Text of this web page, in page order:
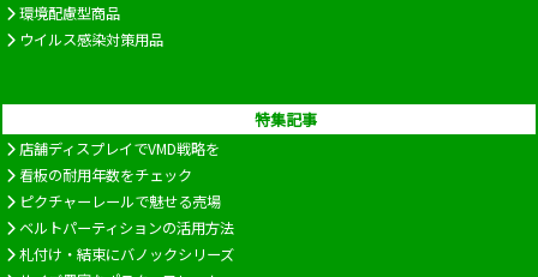
環境配慮型商品
ウイルス感染対策用品
特集記事
店舗ディスプレイでVMD戦略を
看板の耐用年数をチェック
ピクチャーレールで魅せる売場
ベルトパーティションの活用方法
札付け・結束にバノックシリーズ